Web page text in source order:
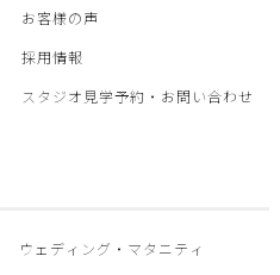
お客様の声
採用情報
スタジオ見学予約・お問い合わせ
ウェディング・マタニティ